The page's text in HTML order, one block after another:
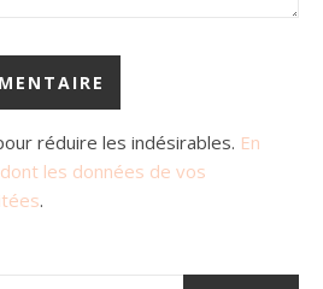
réduire les indésirables. En
les données de vos
.